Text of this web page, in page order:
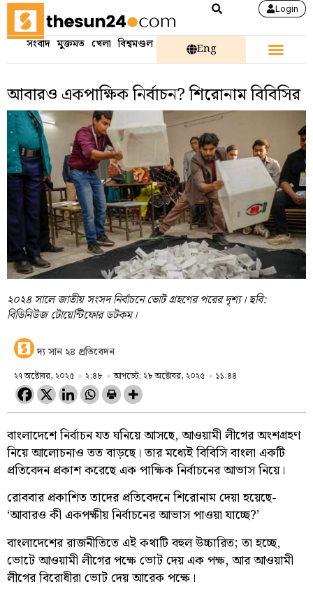
Login
সংবাদ মুক্তমত খেলা বিশ্বমণ্ডল Eng
আবারও একপাক্ষিক নির্বাচন? শিরোনাম বিবিসির
২০২৪ সালে জাতীয় সংসদ নির্বাচনে ভোট গ্রহণের পরের দৃশ্য। ছবি:
বিডিনিউজ টোয়েন্টিফোর ডটকম।
দ্য সান ২৪ প্রতিবেদন
২৭ অক্টোবর, ২০২৫ ২:৪৮ আপডেট: ২৮ অক্টোবর, ২০২৫ ১১:৪৪
বাংলাদেশে নির্বাচন যত ঘনিয়ে আসছে, আওয়ামী লীগের অংশগ্রহণ
নিয়ে আলোচনাও তত বাড়ছে। তার মধ্যেই বিবিসি বাংলা একটি
প্রতিবেদন প্রকাশ করেছে এক পাক্ষিক নির্বাচনের আভাস নিয়ে।
রোববার প্রকাশিত তাদের প্রতিবেদনে শিরোনাম দেয়া হয়েছে-
‘আবারও কী একপক্ষীয় নির্বাচনের আভাস পাওয়া যাচ্ছে?’
বাংলাদেশের রাজনীতিতে এই কথাটি বহুল উচ্চারিত; তা হচ্ছে,
ভোটে আওয়ামী লীগের পক্ষে ভোট দেয় এক পক্ষ, আর আওয়ামী
লীগের বিরোধীরা ভোট দেয় আরেক পক্ষে।